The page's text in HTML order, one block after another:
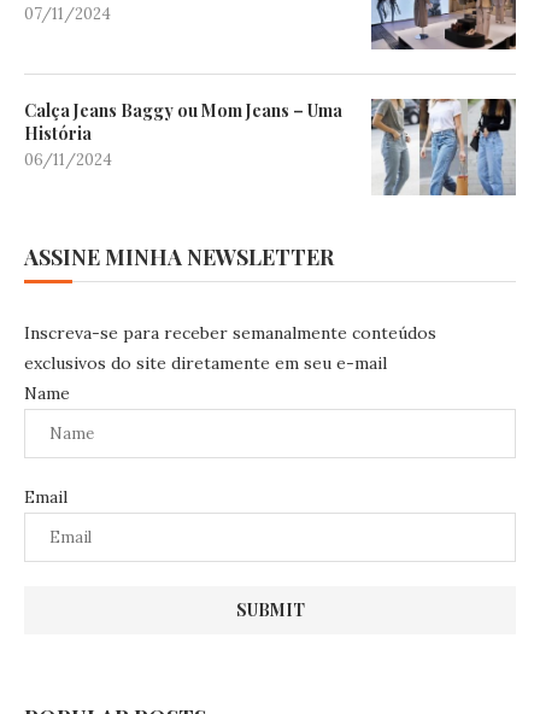
07/11/2024
Calça Jeans Baggy ou Mom Jeans – Uma
História
06/11/2024
ASSINE MINHA NEWSLETTER
Inscreva-se para receber semanalmente conteúdos
exclusivos do site diretamente em seu e-mail
Name
Email